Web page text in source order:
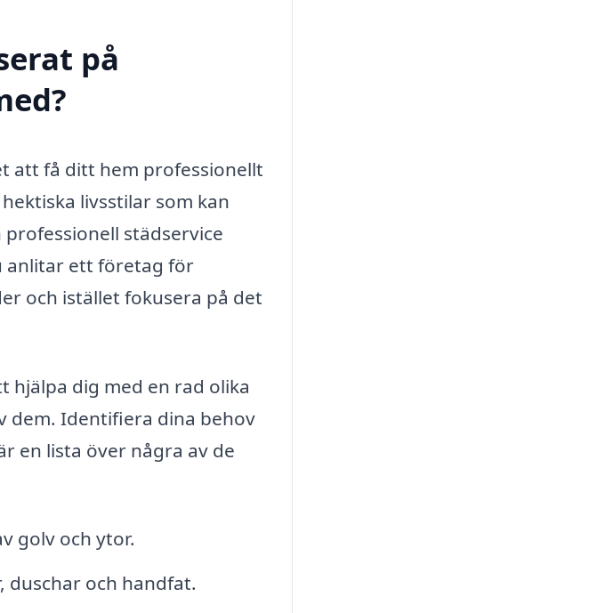
på
att få ditt hem professionellt
livsstilar som kan
städservice
anlitar ett företag för
och istället fokusera på det
hjälpa dig med en rad olika
dem. Identifiera dina behov
en lista över några av de
golv och ytor.
och handfat.